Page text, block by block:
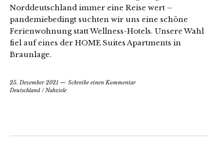
Norddeutschland immer eine Reise wert –
pandemiebedingt suchten wir uns eine schöne
Ferienwohnung statt Wellness-Hotels. Unsere Wahl
fiel auf eines der HOME Suites Apartments in
Braunlage.
25. Dezember 2021
Schreibe einen Kommentar
Deutschland /Nahziele